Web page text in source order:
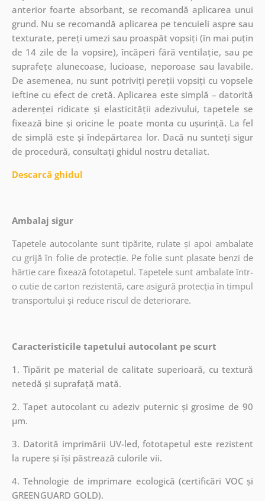
anterior foarte absorbant, se recomandă aplicarea unui
grund. Nu se recomandă aplicarea pe tencuieli aspre sau
texturate, pereți umezi sau proaspăt vopsiți (în mai puțin
de 14 zile de la vopsire), încăperi fără ventilație, sau pe
suprafețe alunecoase, lucioase, neporoase sau lavabile.
De asemenea, nu sunt potriviți pereții vopsiți cu vopsele
ieftine cu efect de cretă. Aplicarea este simplă – datorită
aderenței ridicate și elasticității adezivului, tapetele se
fixează bine și oricine le poate monta cu ușurință. La fel
de simplă este și îndepărtarea lor. Dacă nu sunteți sigur
de procedură, consultați ghidul nostru detaliat.
Descarcă ghidul
Ambalaj sigur
Tapetele autocolante sunt tipărite, rulate și apoi ambalate
cu grijă în folie de protecție. Pe folie sunt plasate benzi de
hârtie care fixează fototapetul. Tapetele sunt ambalate într-
o cutie de carton rezistentă, care asigură protecția în timpul
transportului și reduce riscul de deteriorare.
Caracteristicile tapetului autocolant pe scurt
1. Tipărit pe material de calitate superioară, cu textură
netedă și suprafață mată.
2. Tapet autocolant cu adeziv puternic și grosime de 90
µm.
3. Datorită imprimării UV-led, fototapetul este rezistent
la rupere și își păstrează culorile vii.
4. Tehnologie de imprimare ecologică (certificări VOC și
GREENGUARD GOLD).